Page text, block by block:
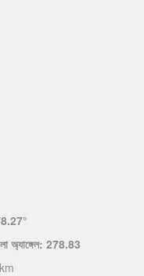
অ্যাঙ্গেল: 278.83